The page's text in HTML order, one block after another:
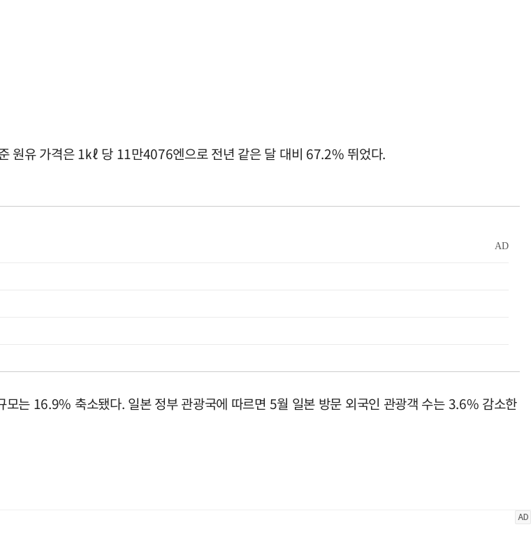
원유 가격은 1㎘ 당 11만4076엔으로 전년 같은 달 대비 67.2% 뛰었다.
는 16.9% 축소됐다. 일본 정부 관광국에 따르면 5월 일본 방문 외국인 관광객 수는 3.6% 감소한